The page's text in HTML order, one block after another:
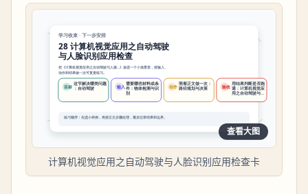
查看大图
计算机视觉应用之自动驾驶与人脸识别应用检查卡